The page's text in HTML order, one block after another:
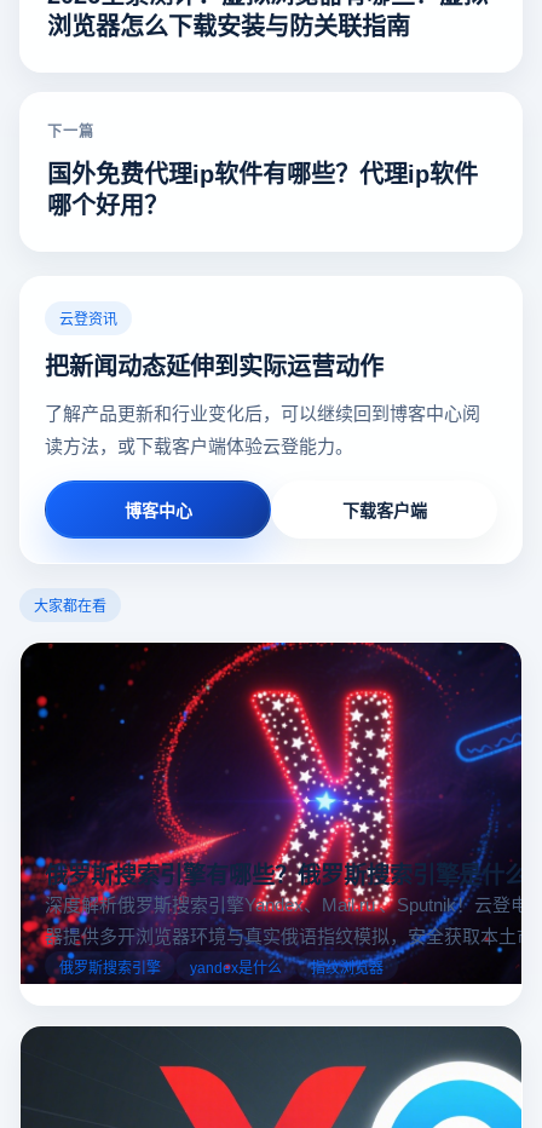
浏览器怎么下载安装与防关联指南
下一篇
国外免费代理ip软件有哪些？代理ip软件
哪个好用？
云登资讯
把新闻动态延伸到实际运营动作
了解产品更新和行业变化后，可以继续回到博客中心阅
读方法，或下载客户端体验云登能力。
博客中心 下载客户端
大家都在看
俄罗斯搜索引擎有哪些？俄罗斯搜索引擎是什么
深度解析俄罗斯搜索引擎Yandex、Mail.ru 、Sputnik！云登电
器提供多开浏览器环境与真实俄语指纹模拟，安全获取本土市
据，助力跨境电商精准决策。
俄罗斯搜索引擎 yandex是什么 指纹浏览器